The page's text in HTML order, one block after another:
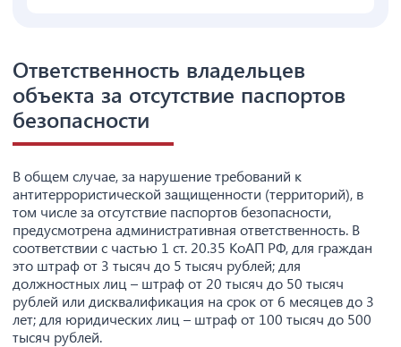
Ответственность владельцев
объекта за отсутствие паспортов
безопасности
В общем случае, за нарушение требований к
антитеррористической защищенности (территорий), в
том числе за отсутствие паспортов безопасности,
предусмотрена административная ответственность. В
соответствии с частью 1 ст. 20.35 КоАП РФ, для граждан
это штраф от 3 тысяч до 5 тысяч рублей; для
должностных лиц – штраф от 20 тысяч до 50 тысяч
рублей или дисквалификация на срок от 6 месяцев до 3
лет; для юридических лиц – штраф от 100 тысяч до 500
тысяч рублей.